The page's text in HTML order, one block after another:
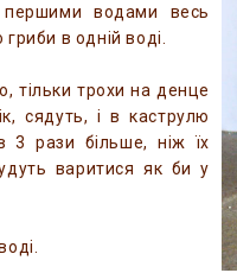
водами весь
в одній воді.
тільки трохи на денце
сядуть, і в каструлю
рази більше, ніж їх
варитися як би у